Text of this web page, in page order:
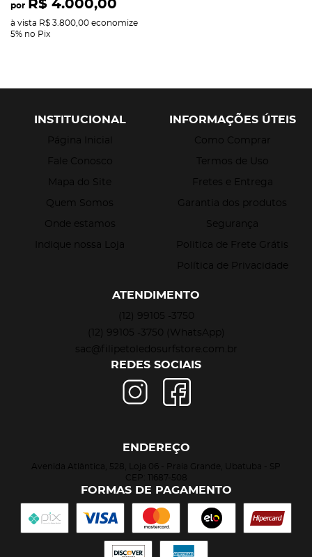
por R$ 4.000,00
à vista R$ 3.800,00 economize
5% no Pix
INSTITUCIONAL
Página Inicial
Fale Conosco
Mapa do Site
Quem Somos
Onde estamos
Indique nossa Loja
INFORMAÇÕES ÚTEIS
Como Comprar
Termos de Uso
Fretes e Entrega
Garantia dos produtos
Segurança
Politica de Frete Grátis
Política de Privacidade
ATENDIMENTO
(12)
99105 -3750
(12)
99105 -3750
(WhatsApp)
sac@filipetoledosurfstore.com.br
REDES SOCIAIS
ENDEREÇO
Avenida Atlântica, 528, Loja 06 - Praia Grande, Ubatuba - SP
CEP: 11687-508
FORMAS DE PAGAMENTO